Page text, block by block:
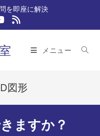
を即座に解決
メニュー
図形
ますか？